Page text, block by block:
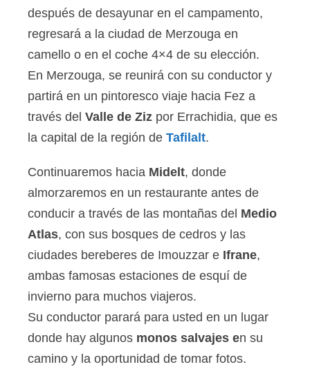
después de desayunar en el campamento,
regresará a la ciudad de Merzouga en
camello o en el coche 4×4 de su elección.
En Merzouga, se reunirá con su conductor y
partirá en un pintoresco viaje hacia Fez a
través del Valle de Ziz por Errachidia, que es
la capital de la región de Tafilalt.
Continuaremos hacia Midelt, donde
almorzaremos en un restaurante antes de
conducir a través de las montañas del Medio
Atlas, con sus bosques de cedros y las
ciudades bereberes de Imouzzar e Ifrane,
ambas famosas estaciones de esquí de
invierno para muchos viajeros.
Su conductor parará para usted en un lugar
donde hay algunos monos salvajes en su
camino y la oportunidad de tomar fotos.